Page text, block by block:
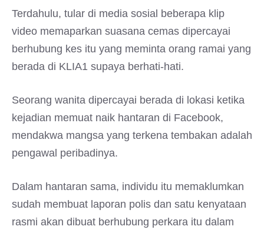
Terdahulu, tular di media sosial beberapa klip
video memaparkan suasana cemas dipercayai
berhubung kes itu yang meminta orang ramai yang
berada di KLIA1 supaya berhati-hati.
Seorang wanita dipercayai berada di lokasi ketika
kejadian memuat naik hantaran di Facebook,
mendakwa mangsa yang terkena tembakan adalah
pengawal peribadinya.
Dalam hantaran sama, individu itu memaklumkan
sudah membuat laporan polis dan satu kenyataan
rasmi akan dibuat berhubung perkara itu dalam